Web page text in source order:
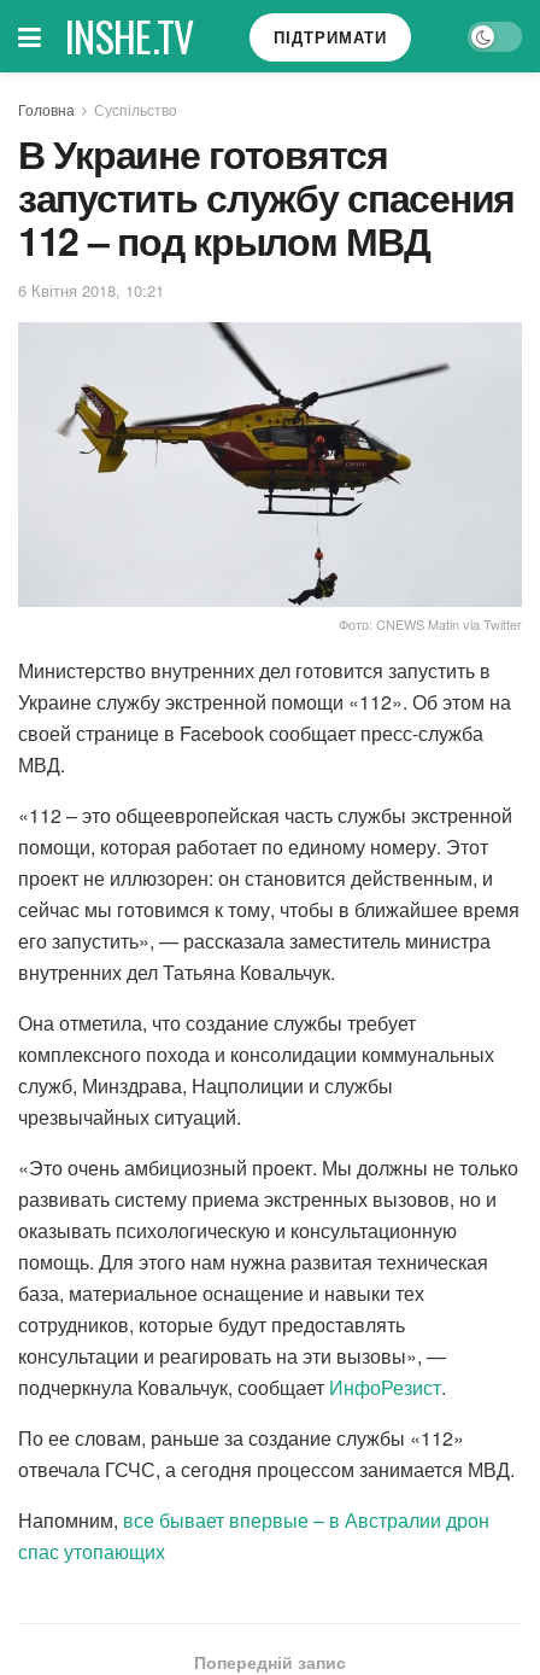
INSHE.TV ПІДТРИМАТИ
Головна Суспільство
В Украине готовятся
запустить службу спасения
112 – под крылом МВД
6 Квітня 2018, 10:21
Фото: CNEWS Matin via Twitter
Министерство внутренних дел готовится запустить в
Украине службу экстренной помощи «112». Об этом на
своей странице в Facebook сообщает пресс-служба
МВД.
«112 – это общеевропейская часть службы экстренной
помощи, которая работает по единому номеру. Этот
проект не иллюзорен: он становится действенным, и
сейчас мы готовимся к тому, чтобы в ближайшее время
его запустить», — рассказала заместитель министра
внутренних дел Татьяна Ковальчук.
Она отметила, что создание службы требует
комплексного похода и консолидации коммунальных
служб, Минздрава, Нацполиции и службы
чрезвычайных ситуаций.
«Это очень амбициозный проект. Мы должны не только
развивать систему приема экстренных вызовов, но и
оказывать психологическую и консультационную
помощь. Для этого нам нужна развитая техническая
база, материальное оснащение и навыки тех
сотрудников, которые будут предоставлять
консультации и реагировать на эти вызовы», —
подчеркнула Ковальчук, сообщает ИнфоРезист.
По ее словам, раньше за создание службы «112»
отвечала ГСЧС, а сегодня процессом занимается МВД.
Напомним, все бывает впервые – в Австралии дрон
спас утопающих
Попередній запис